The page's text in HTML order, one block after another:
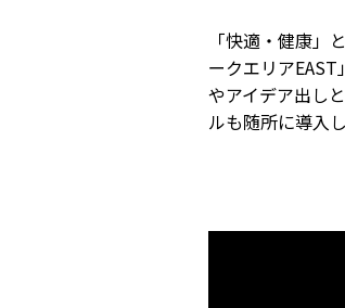
「快適・健康
ークエリア
やアイデア出し
ルも随所に導入